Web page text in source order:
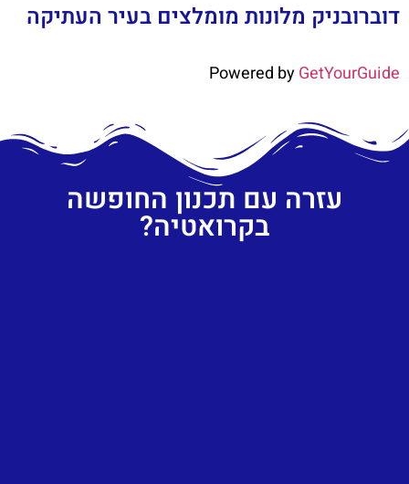
דוברובניק מלונות מומלצים בעיר העתיקה
Powered byGetYourGuide
עזרה עם תכנון החופשה
בקרואטיה?